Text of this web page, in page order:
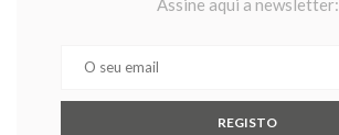
Assine aqui a newsletter: